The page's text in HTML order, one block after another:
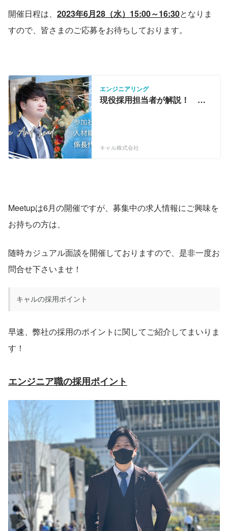
開催日程は、 2023年6月28（水）15:00～16:30となりま
すので、皆さまのご応募をお待ちしております。
エンジニアリング
現役採用担当者が解説！ 履
キャル株式会社
Meetupは6月の開催ですが、募集中の求人情報にご興味を
お持ちの方は、
随時カジュアル面談を開催しておりますので、是非一度お
問合せ下さいませ！
キャルの採用ポイント
早速、弊社の採用のポイントに関してご紹介してまいりま
す！
エンジニア職の採用ポイント